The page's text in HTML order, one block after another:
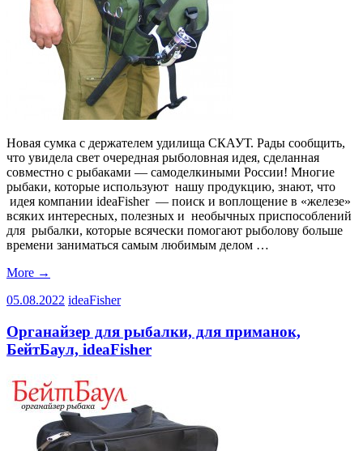
Новая сумка с держателем удилища СКАУТ. Рады сообщить,
что увидела свет очередная рыболовная идея, сделанная
совместно с рыбаками — самоделкиными России! Многие
рыбаки, которые используют нашу продукцию, знают, что
идея компании ideaFisher — поиск и воплощение в «железе»
всяких интересных, полезных и необычных приспособлений
для рыбалки, которые всячески помогают рыболову больше
времени заниматься самым любимым делом …
More →
05.08.2022 ideaFisher
Органайзер для рыбалки, для приманок,
БейтБаул, ideaFisher